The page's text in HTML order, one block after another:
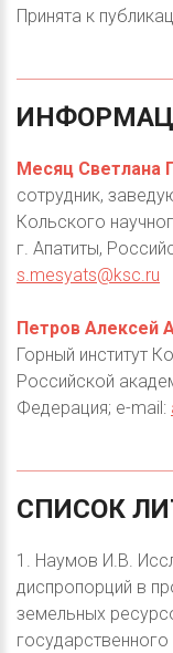
Принята к
Месяц Светлана
сотрудник,
Кольского
г. Апатиты,
s.mesyats@ksc.ru
Петров Алексей
Горный институт
Российской
Федерация; e-mail:
СПИСОК
1. Наумов И.В.
диспропорций в
земельных